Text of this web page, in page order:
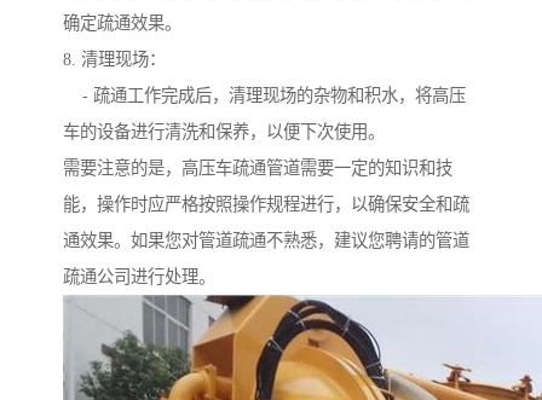
确定疏通效果。
8. 清理现场：
- 疏通工作完成后，清理现场的杂物和积水，将高压
车的设备进行清洗和保养，以便下次使用。
需要注意的是，高压车疏通管道需要一定的知识和技
能，操作时应严格按照操作规程进行，以确保安全和疏
通效果。如果您对管道疏通不熟悉，建议您聘请的管道
疏通公司进行处理。